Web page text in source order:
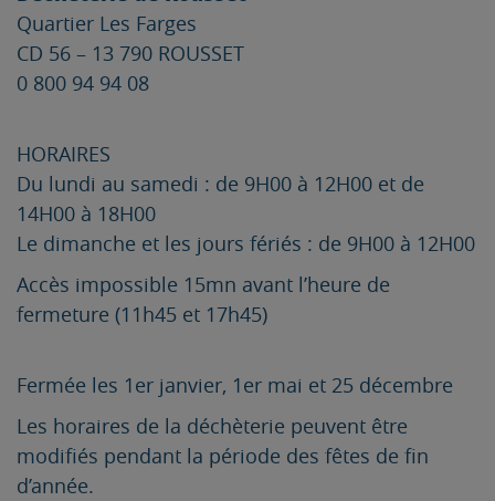
Quartier Les Farges
CD 56 – 13 790 ROUSSET
0 800 94 94 08
HORAIRES
Du lundi au samedi : de 9H00 à 12H00 et de
14H00 à 18H00
Le dimanche et les jours fériés : de 9H00 à 12H00
Accès impossible 15mn avant l’heure de
fermeture (11h45 et 17h45)
Fermée les 1er janvier, 1er mai et 25 décembre
Les horaires de la déchèterie peuvent être
modifiés pendant la période des fêtes de fin
d’année.